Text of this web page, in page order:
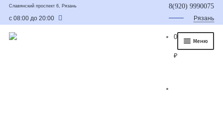
Славянский проспект 6, Рязань
с 08:00 до 20:00
8(920) 9990075
Рязань
Меню
0
₽